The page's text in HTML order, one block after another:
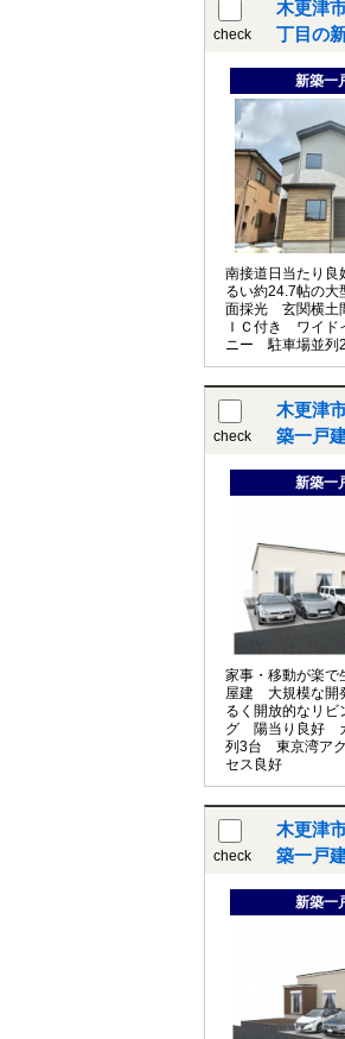
check
木更津
丁目の
新築一
南接道日当たり
るい約24.7帖の
面採光 玄関横土
ＩＣ付き ワイド
ニー 駐車場並列
check
木更津
築一戸
新築一
家事・移動が楽で
屋建 大規模な開
るく開放的なリビ
グ 陽当り良好
列3台 東京湾ア
セス良好
check
木更津
築一戸
新築一